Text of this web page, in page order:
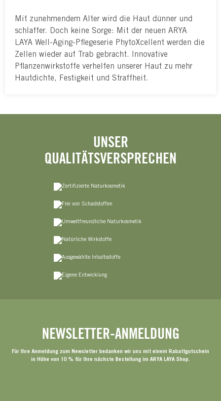
Mit zunehmendem Alter wird die Haut dünner und
schlaffer. Doch keine Sorge: Mit der neuen ARYA
LAYA Well-Aging-Pflegeserie PhytoXcellent werden die
Zellen wieder auf Trab gebracht. Innovative
Pflanzenwirkstoffe verhelfen unserer Haut zu mehr
Hautdichte, Festigkeit und Straffheit.
UNSER
QUALITÄTSVERSPRECHEN
NEWSLETTER-ANMELDUNG
Für Ihre Anmeldung zum Newsletter bedanken wir uns mit einem Rabattgutschein
in Höhe von 10 % für Ihre nächste Bestellung im ARYA LAYA Shop.